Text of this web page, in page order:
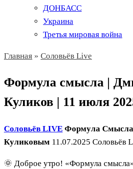
ДОНБАСС
Украина
Третья мировая война
Главная » Соловьёв Live
Формула смысла |
Куликов | 11 июля
Соловьёв LIVE Формула
Куликовым 11.07.2025 Соловьёв
🌞 Доброе утро! «Формула